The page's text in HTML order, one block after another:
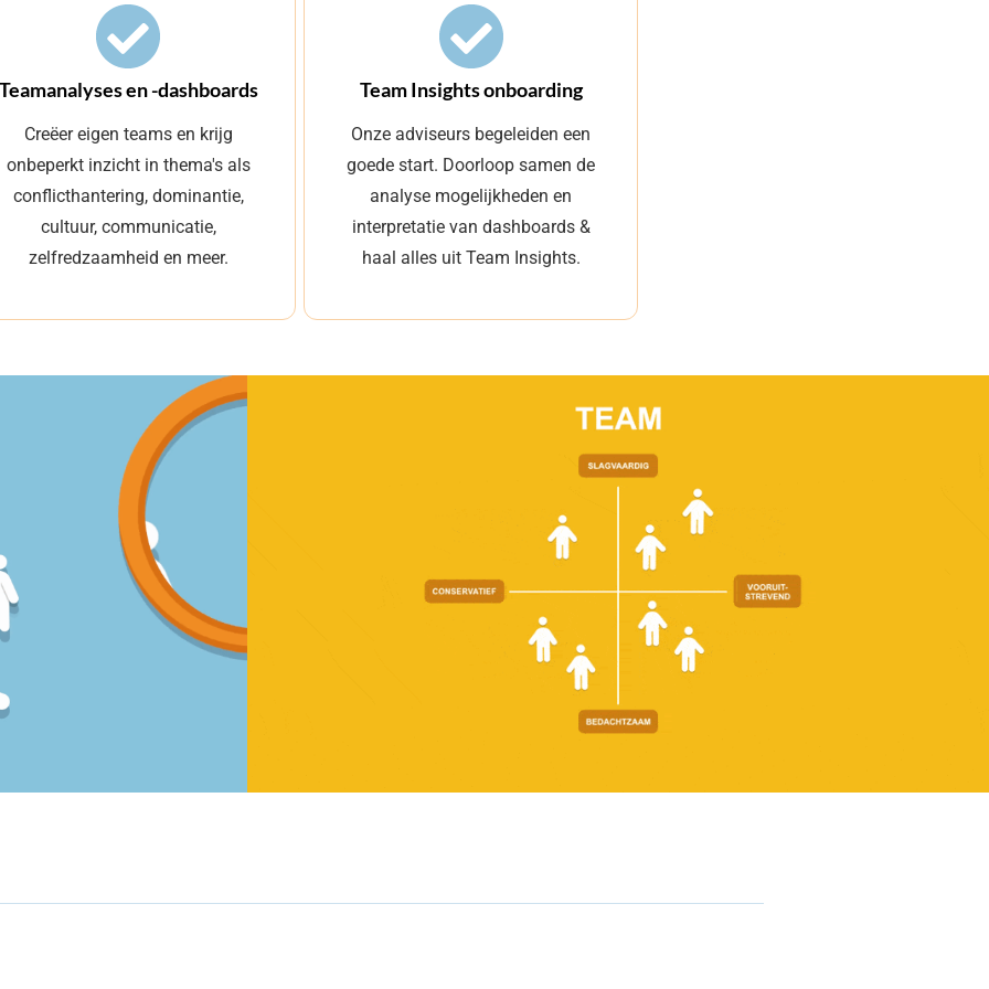
en -dashboards
Creëer eigen teams en krijg
onbeperkt inzicht in thema's als
conflicthantering, dominantie,
cultuur, communicatie,
zelfredzaamheid en meer.
Team Insights onboarding
Onze adviseurs begeleiden een
goede start. Doorloop samen de
analyse mogelijkheden en
interpretatie van dashboards &
haal alles uit Team Insights.